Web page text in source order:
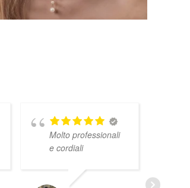
Molto professionali
e cordiali